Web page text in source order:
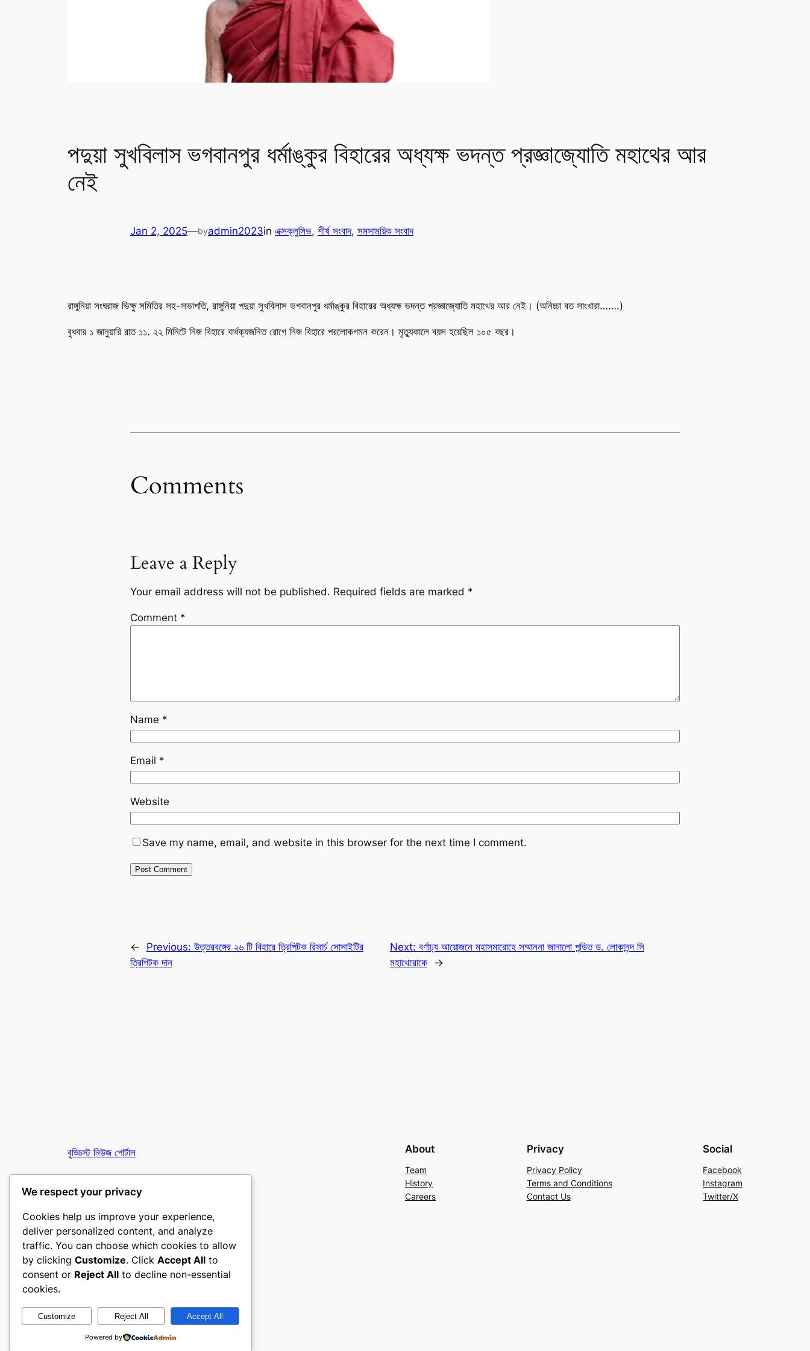
পদুয়া সুখবিলাস ভগবানপুর ধর্মাঙ্কুর বিহারের অধ্যক্ষ ভদন্ত প্রজ্ঞাজ্যোতি মহাথের আর
নেই
Jan 2, 2025—byadmin2023in এক্সক্লুসিভ, শীর্ষ সংবাদ, সমসাময়িক সংবাদ
রাঙ্গুনিয়া সংঘরাজ ভিক্ষু সমিতির সহ-সভাপতি, রাঙ্গুনিয়া পদুয়া সুখবিলাস ভগবানপুর ধর্মাঙ্কুর বিহারের অধ্যক্ষ ভদন্ত প্রজ্ঞাজ্যোতি মহাথের আর নেই। (অনিচ্চা বত সাংখারা…….)
বুধবার ১ জানুয়ারি রাত ১১. ২২ মিনিটে নিজ বিহারে বার্ধক্যজনিত রোগে নিজ বিহারে পরলোকগমন করেন। মৃত্যুকালে বয়স হয়েছিল ১০৫ বছর।
Comments
Leave a Reply
Your email address will not be published. Required fields are marked *
Comment *
Name *
Email *
Website
Save my name, email, and website in this browser for the next time I comment.
← Previous: উত্তরবঙ্গের ২৬ টি বিহারে ত্রিপিটক রিসার্চ সোসাইটির
ত্রিপিটক দান
Next: বর্ণাঢ্য আয়োজনে মহাসমারোহে সম্মাননা জানালো পন্ডিত ড. লোকানন্দ সি
মহাথেরোকে
→
বুড্ডিস্ট নিউজ পোর্টাল
তথাগত অনলাইন
About
Team
History
Careers
Privacy
Privacy Policy
Terms and Conditions
Contact Us
Social
Facebook
Instagram
Twitter/X
Designed withWordPress
We respect your privacy
Cookies help us improve your experience,
deliver personalized content, and analyze
traffic. You can choose which cookies to allow
by clicking Customize. Click Accept All to
consent or Reject All to decline non-essential
cookies.
Customize Reject All Accept All
Powered by